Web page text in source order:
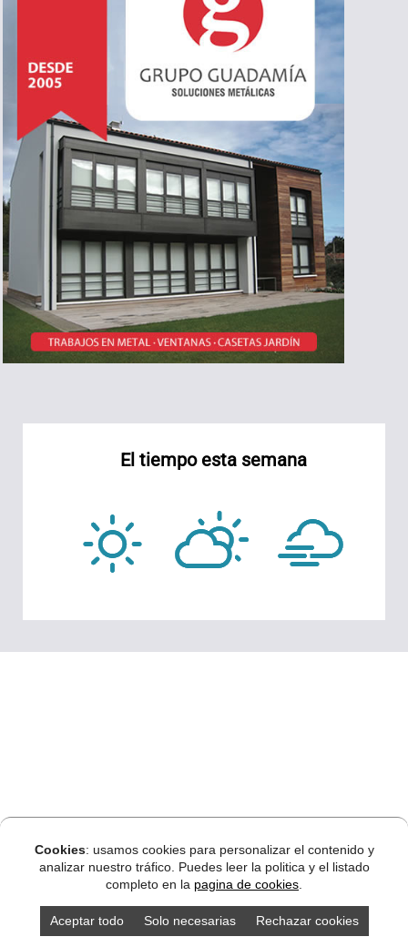
El tiempo esta semana
Cookies: usamos cookies para personalizar el contenido y
analizar nuestro tráfico. Puedes leer la politica y el listado
completo en la pagina de cookies
Aceptar todo Solo necesarias Rechazar cookies